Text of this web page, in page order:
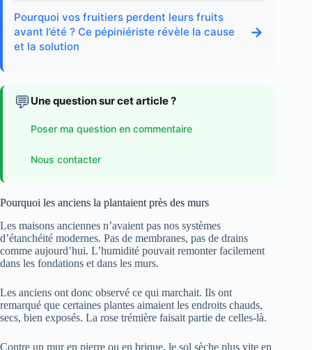
Pourquoi vos fruitiers perdent leurs fruits
avant l’été ? Ce pépiniériste révèle la cause
et la solution
→
💬 Une question sur cet article ?
Poser ma question en commentaire
Nous contacter
Pourquoi les anciens la plantaient près des murs
Les maisons anciennes n’avaient pas nos systèmes
d’étanchéité modernes. Pas de membranes, pas de drains
comme aujourd’hui. L’humidité pouvait remonter facilement
dans les fondations et dans les murs.
Les anciens ont donc observé ce qui marchait. Ils ont
remarqué que certaines plantes aimaient les endroits chauds,
secs, bien exposés. La rose trémière faisait partie de celles-là.
Contre un mur en pierre ou en brique, le sol sèche plus vite en